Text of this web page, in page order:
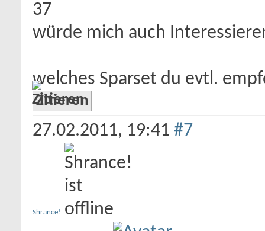
37
würde mich auch
welches Sparset du evtl.
Zitieren
27.02.2011, 19:41 #7
Shrance!